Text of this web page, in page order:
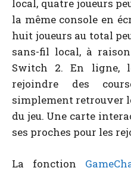
local, quatre joueurs
la même console en
huit joueurs au total
sans-fil local, à
Switch 2. En ligne,
rejoindre des
simplement retrouver
du jeu. Une carte
ses proches pour les
La fonction